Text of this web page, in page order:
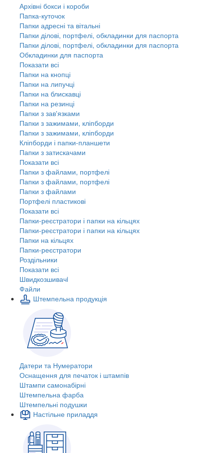
Архівні бокси і короби
Папка-куточок
Папки адресні та вітальні
Папки ділові, портфелі, обкладинки для паспорта
Папки ділові, портфелі, обкладинки для паспорта
Обкладинки для паспорта
Показати всі
Папки на кнопці
Папки на липучці
Папки на блискавці
Папки на резинці
Папки з зав'язками
Папки з зажимами, кліпборди
Папки з зажимами, кліпборди
Кліпборди і папки-планшети
Папки з затискачами
Показати всі
Папки з файлами, портфелі
Папки з файлами, портфелі
Папки з файлами
Портфелі пластикові
Показати всі
Папки-реєстратори і папки на кільцях
Папки-реєстратори і папки на кільцях
Папки на кільцях
Папки-реєстратори
Роздільники
Показати всі
Швидкозшивачi
Файли
Штемпельна продукція
Датери та Нумератори
Оснащення для печаток і штампів
Штампи самонабірні
Штемпельна фарба
Штемпельні подушки
Настільне приладдя